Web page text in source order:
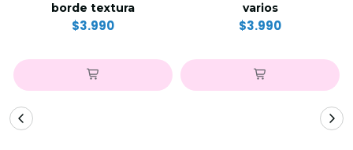
borde textura
$3.990
varios
$3.990